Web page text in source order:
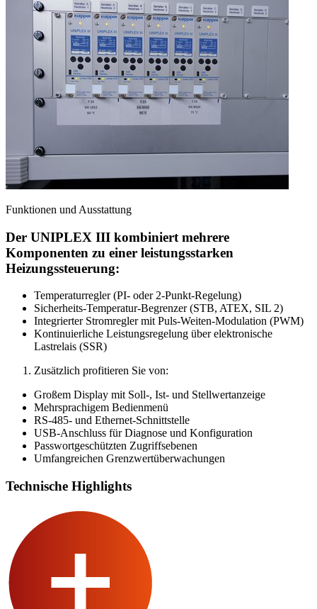
Funktionen und Ausstattung
Der UNIPLEX III kombiniert mehrere
Komponenten zu einer leistungsstarken
Heizungssteuerung:
Temperaturregler (PI- oder 2-Punkt-Regelung)
Sicherheits-Temperatur-Begrenzer (STB, ATEX, SIL 2)
Integrierter Stromregler mit Puls-Weiten-Modulation (PWM)
Kontinuierliche Leistungsregelung über elektronische
Lastrelais (SSR)
Zusätzlich profitieren Sie von:
Großem Display mit Soll-, Ist- und Stellwertanzeige
Mehrsprachigem Bedienmenü
RS-485- und Ethernet-Schnittstelle
USB-Anschluss für Diagnose und Konfiguration
Passwortgeschützten Zugriffsebenen
Umfangreichen Grenzwertüberwachungen
Technische Highlights